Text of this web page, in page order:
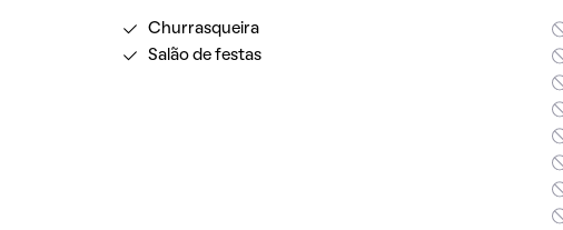
Churrasqueira
Salão de festas